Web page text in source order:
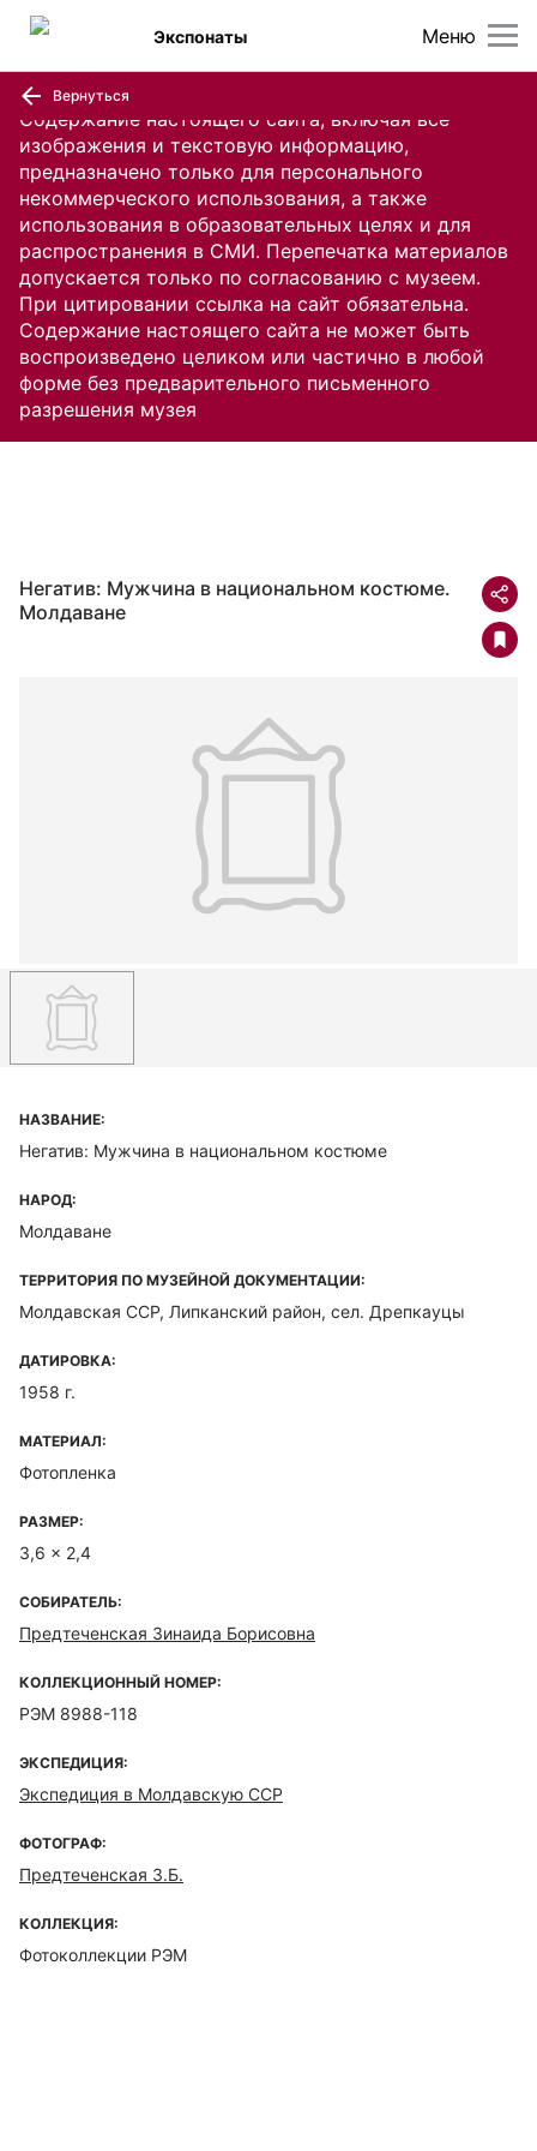
Содержание настоящего сайта, включая все
изображения и текстовую информацию,
предназначено только для персонального
некоммерческого использования, а также
использования в образовательных целях и для
распространения в СМИ. Перепечатка материалов
допускается только по согласованию с музеем.
При цитировании ссылка на сайт обязательна.
Содержание настоящего сайта не может быть
воспроизведено целиком или частично в любой
форме без предварительного письменного
разрешения музея
Меню
Экспонаты
Вернуться
Негатив: Мужчина в национальном костюме.
Молдаване
НАЗВАНИЕ:
Негатив: Мужчина в национальном костюме
НАРОД:
Молдаване
ТЕРРИТОРИЯ ПО МУЗЕЙНОЙ ДОКУМЕНТАЦИИ:
Молдавская ССР, Липканский район, сел. Дрепкауцы
ДАТИРОВКА:
1958 г.
МАТЕРИАЛ:
Фотопленка
РАЗМЕР:
3,6 x 2,4
СОБИРАТЕЛЬ:
Предтеченская Зинаида Борисовна
КОЛЛЕКЦИОННЫЙ НОМЕР:
РЭМ 8988-118
ЭКСПЕДИЦИЯ:
Экспедиция в Молдавскую ССР
ФОТОГРАФ:
Предтеченская З.Б.
КОЛЛЕКЦИЯ:
Фотоколлекции РЭМ